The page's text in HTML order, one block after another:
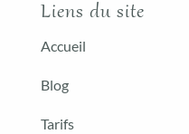
Liens du site
Accueil
Blog
Tarifs